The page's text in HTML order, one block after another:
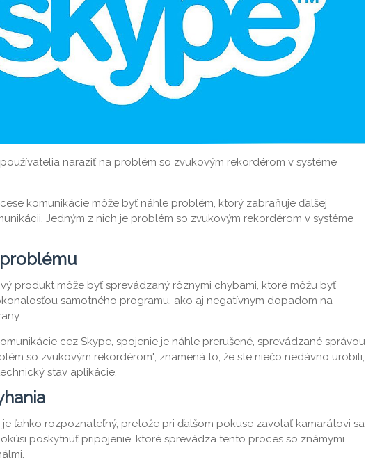
naraziť na problém so zvukovým rekordérom v systéme
komunikácie môže byť náhle problém, ktorý zabraňuje ďalšej
Jedným z nich je problém so zvukovým rekordérom v systéme
produkt môže byť sprevádzaný rôznymi chybami, ktoré môžu byť
samotného programu, ako aj negatívnym dopadom na
cez Skype, spojenie je náhle prerušené, sprevádzané správou
so zvukovým rekordérom", znamená to, že ste niečo nedávno urobili,
stav aplikácie.
ľahko rozpoznateľný, pretože pri ďalšom pokuse zavolať kamarátovi sa
poskytnúť pripojenie, ktoré sprevádza tento proces so známymi